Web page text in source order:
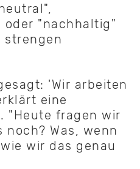
"nachhaltig"
'Wir arbeiten
eine
"Heute fragen wir
Was, wenn
wir das genau